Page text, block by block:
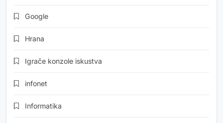
Google
Hrana
Igrače konzole iskustva
infonet
Informatika